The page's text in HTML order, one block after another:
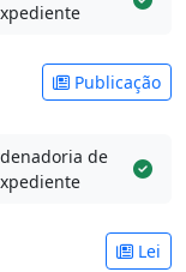
Publicação
de
Lei